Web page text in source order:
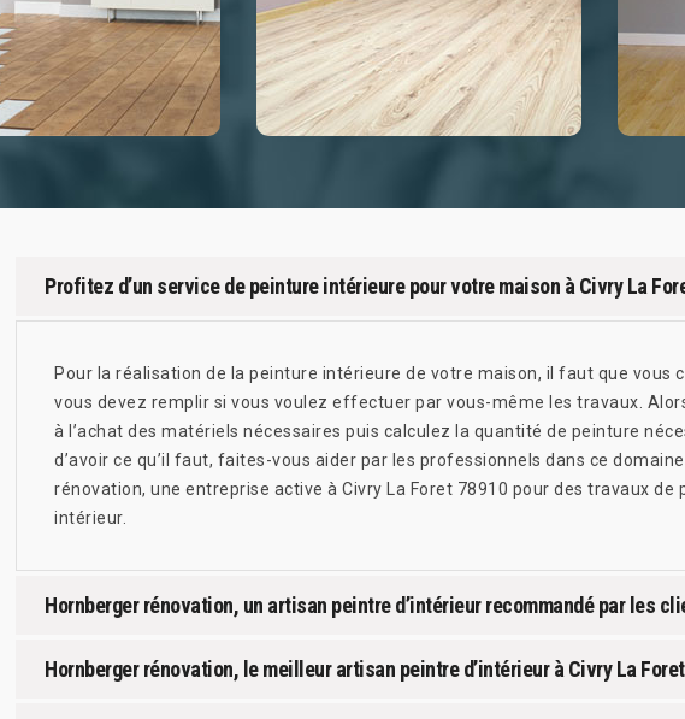
Profitez d’un service de peinture intérieure pour votre maison à Civry La
Pour la réalisation de la peinture intérieure de votre maison, il faut que vous
vous devez remplir si vous voulez effectuer par vous-même les travaux.
à l’achat des matériels nécessaires puis calculez la quantité de peinture
d’avoir ce qu’il faut, faites-vous aider par les professionnels dans ce
rénovation, une entreprise active à Civry La Foret 78910 pour des travaux de
intérieur.
Hornberger rénovation, un artisan peintre d’intérieur recommandé par les
Hornberger rénovation, le meilleur artisan peintre d’intérieur à Civry La Foret